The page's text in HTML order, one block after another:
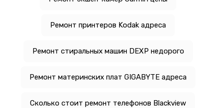
Ремонт принтеров Kodak адреса
Ремонт стиральных машин DEXP недорого
Ремонт материнских плат GIGABYTE адреса
Сколько стоит ремонт телефонов Blackview